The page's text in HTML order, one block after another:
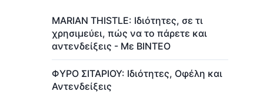
MARIAN THISTLE: Ιδιότητες, σε τι
χρησιμεύει, πώς να το πάρετε και
αντενδείξεις - Με ΒΙΝΤΕΟ
ΦΥΡΟ ΣΙΤΑΡΙΟΥ: Ιδιότητες, Οφέλη και
Αντενδείξεις